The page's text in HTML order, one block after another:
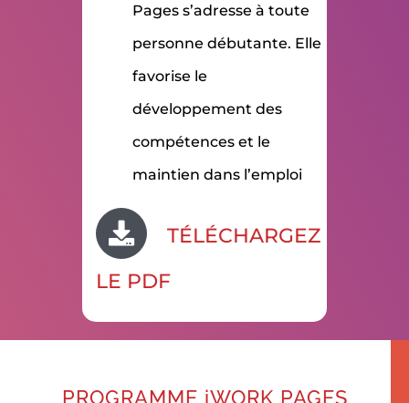
Pages s’adresse à toute
personne débutante. Elle
favorise le
développement des
compétences et le
maintien dans l’emploi
TÉLÉCHARGEZ
LE PDF
PROGRAMME iWORK PAGES